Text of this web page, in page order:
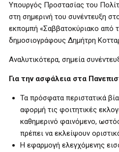
Υπουργός Προστασίας του
στη σημερινή του συνέντευξη
εκπομπή «Σαββατοκύριακο από
δημοσιογράφους Δημήτρη
Αναλυτικότερα, σημεία
Για την ασφάλεια στα
Τα πρόσφατα περιστατικά
αφορμή τις φοιτητικές
καθημερινό φαινόμενο,
πρέπει να εκλείψουν
Η εφαρμογή ελεγχόμενης